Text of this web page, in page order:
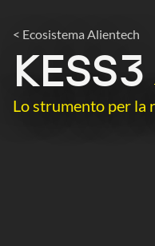
< Ecosistema Alientech
KESS3
Lo strumento per la